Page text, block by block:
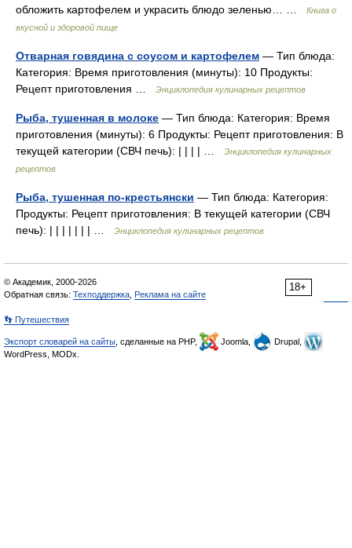
обложить картофелем и украсить блюдо зеленью… …
Книга о
вкусной и здоровой пище
Отварная говядина с соусом и картофелем — Тип блюда:
Категория: Время приготовления (минуты): 10 Продукты:
Рецепт приготовления …
Энциклопедия кулинарных рецептов
Рыба, тушенная в молоке — Тип блюда: Категория: Время
приготовления (минуты): 6 Продукты: Рецепт приготовления: В
текущей категории (СВЧ печь): | | | | …
Энциклопедия кулинарных
рецептов
Рыба, тушенная по-крестьянски — Тип блюда: Категория:
Продукты: Рецепт приготовления: В текущей категории (СВЧ
печь): | | | | | | | …
Энциклопедия кулинарных рецептов
18+
© Академик, 2000-2026
Обратная связь: Техподдержка Реклама на сайте
👣 Путешествия
Экспорт словарей на сайты , сделанные на PHP, Joomla,
Drupal,
WordPress, MODx.